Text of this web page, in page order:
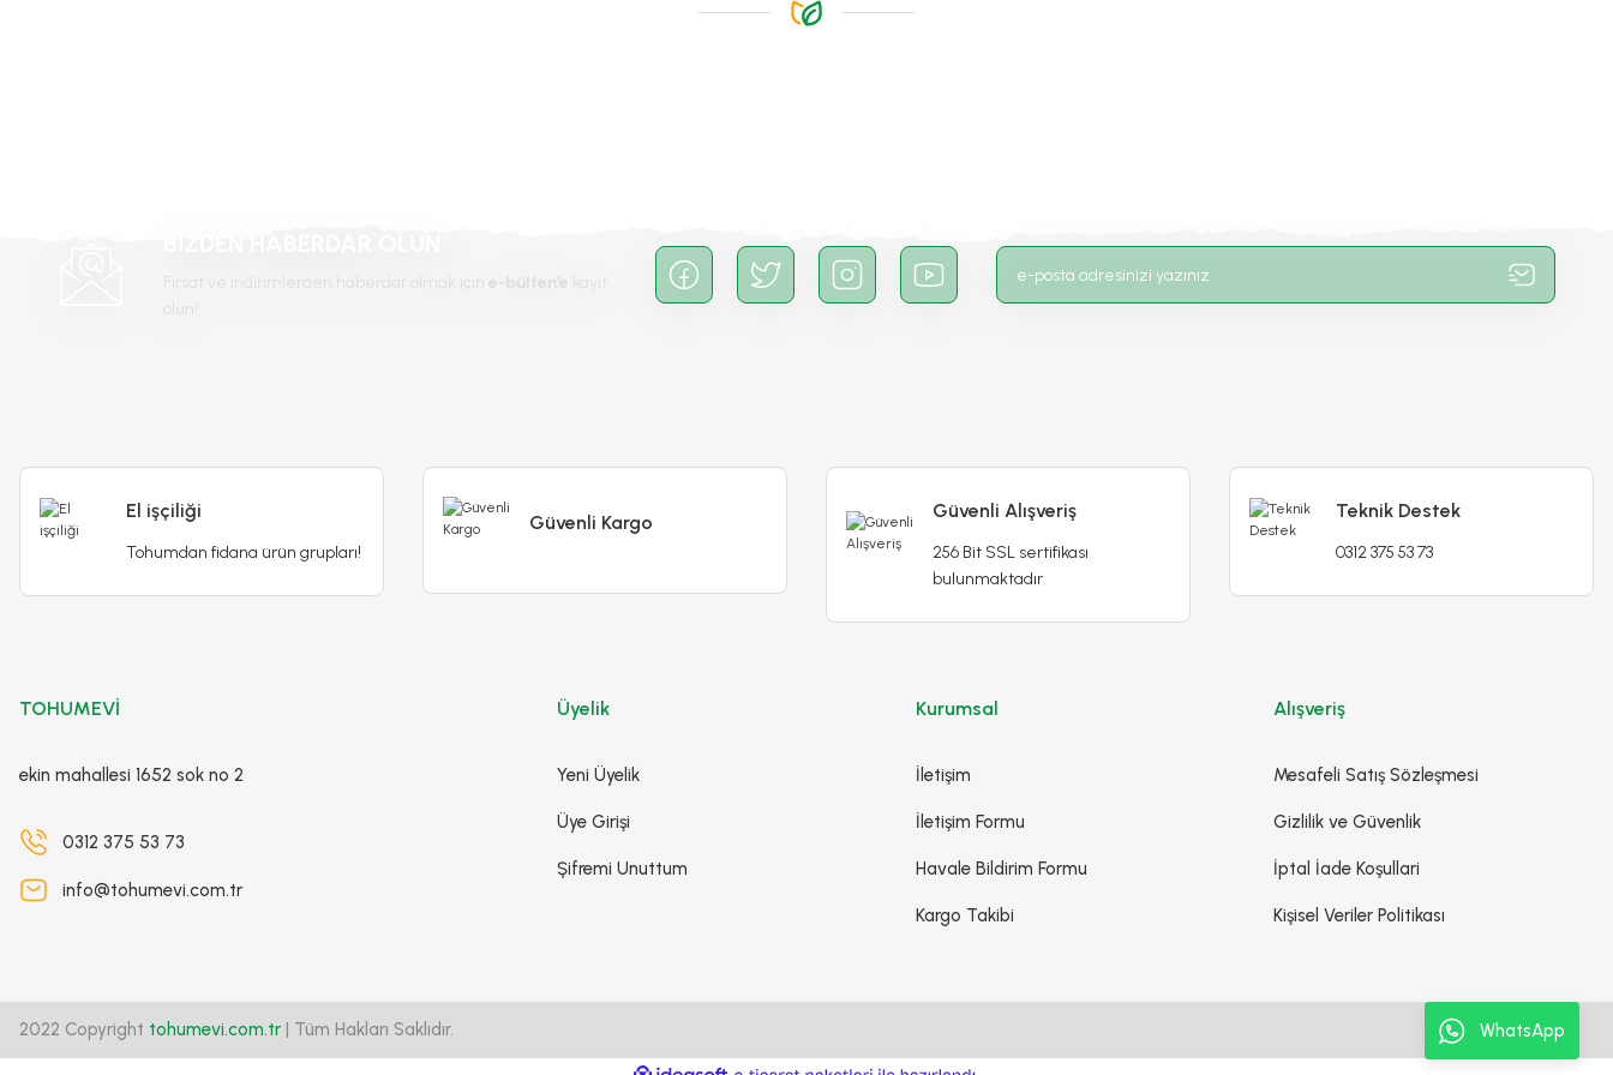
100,00 TL
Genta Prestige İngiliz Çimi - English Lawn - 1 kg
499,90 TL
El işçiliği
Tohumdan fidana ürün grupları!
Güvenli Kargo
Güvenli Alışveriş
256 Bit SSL sertifikası
bulunmaktadır
Teknik Destek
0312 375 53 73
TOHUMEVİ
ekin mahallesi 1652 sok no 2
0312 375 53 73
info@tohumevi.com.tr
Üyelik
Yeni Üyelik
Üye Girişi
Şifremi Unuttum
Kurumsal
İletişim
İletişim Formu
Havale Bildirim Formu
Kargo Takibi
Alışveriş
Mesafeli Satış Sözleşmesi
Gizlilik ve Güvenlik
İptal İade Koşullari
Kişisel Veriler Politikası
2022 Copyright tohumevi.com.tr | Tüm Hakları Saklıdır. WhatsApp